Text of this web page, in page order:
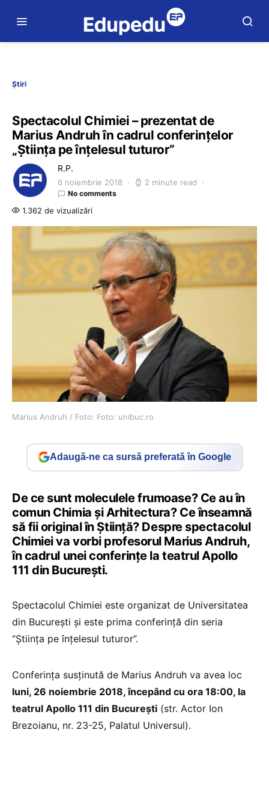
Știri
Spectacolul Chimiei – prezentat de
Marius Andruh în cadrul conferințelor
„Știința pe înțelesul tuturor”
R.P.
6 noiembrie 2018 2 minute read
No comments
1.362 de vizualizări
Marius Andruh / Foto: Foto: unibuc.ro
Adaugă-ne ca sursă preferată în Google
De ce sunt moleculele frumoase? Ce au în
comun Chimia și Arhitectura? Ce înseamnă
să fii original în Știință? Despre spectacolul
Chimiei va vorbi profesorul Marius Andruh,
în cadrul unei conferințe la teatrul Apollo
111 din București.
Spectacolul Chimiei este organizat de Universitatea
din București și este prima conferință din seria
“Știința pe înțelesul tuturor”.
Conferința susținută de Marius Andruh va avea loc
luni, 26 noiembrie 2018, începând cu ora 18:00, la
teatrul Apollo 111 din București (str. Actor Ion
Brezoianu, nr. 23-25, Palatul Universul).